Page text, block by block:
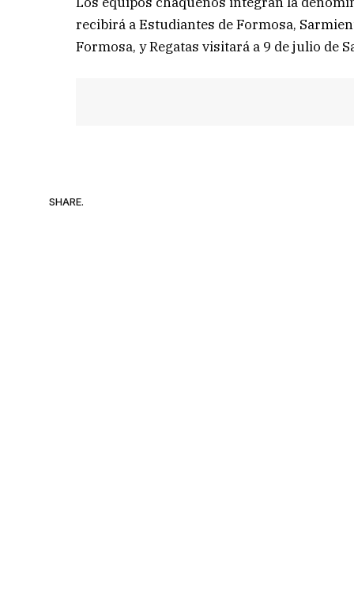
recibirá a Estudiantes de Formosa,
Formosa, y Regatas visitará a 9 de julio de
SHARE.